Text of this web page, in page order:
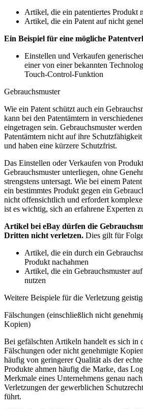
Artikel, die ein patentiertes Produkt
Artikel, die ein Patent auf nicht
Ein Beispiel für eine mögliche
Einstellen und Verkaufen
einer von einer bekannten
Touch-Control-Funktion
Gebrauchsmuster
Wie ein Patent schützt auch ein
kann bei den Patentämtern in
eingetragen sein. Gebrauchsmuster
Patentämtern nicht auf ihre
und haben eine kürzere Schutzfrist.
Das Einstellen oder Verkaufen von
Gebrauchsmuster unterliegen, ohne
strengstens untersagt. Wie bei einem
ein bestimmtes Produkt gegen ein
nicht offensichtlich und erfordert
ist es wichtig, sich an erfahrene Experten
Artikel bei eBay dürfen die
Dritten nicht verletzen. Dies gilt für
Artikel, die ein durch ein
Produkt nachahmen
Artikel, die ein Gebrauchsmuster
nutzen
Weitere Beispiele für die Verletzung
Fälschungen (einschließlich nicht
Kopien)
Bei gefälschten Artikeln handelt es sich in
Fälschungen oder nicht genehmigte
häufig von geringerer Qualität als der
Produkte ahmen häufig die Marke, das
Merkmale eines Unternehmens genau
Verletzungen der gewerblichen
führt.